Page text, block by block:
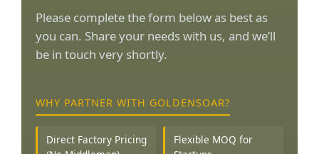
Please complete the form below as best as
you can. Share your needs with us, and we’ll
be in touch very shortly.
WHY PARTNER WITH GOLDENSOAR?
Direct Factory Pricing
Flexible MOQ for